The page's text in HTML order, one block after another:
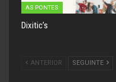
AS PONTES
Dixitic’s
ANTERIOR SEGUINTE